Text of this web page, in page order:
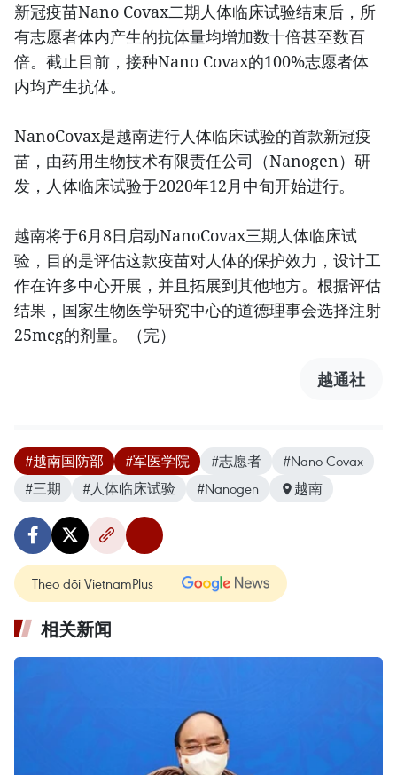
新冠疫苗Nano Covax二期人体临床试验结束后，所
有志愿者体内产生的抗体量均增加数十倍甚至数百
倍。截止目前，接种Nano Covax的100%志愿者体
内均产生抗体。
NanoCovax是越南进行人体临床试验的首款新冠疫
苗，由药用生物技术有限责任公司（Nanogen）研
发，人体临床试验于2020年12月中旬开始进行。
越南将于6月8日启动NanoCovax三期人体临床试
验，目的是评估这款疫苗对人体的保护效力，设计工
作在许多中心开展，并且拓展到其他地方。根据评估
结果，国家生物医学研究中心的道德理事会选择注射
25mcg的剂量。（完）
越通社
#越南国防部 #军医学院 #志愿者
#Nano Covax
#三期
#人体临床试验 #Nanogen 越南
Theo dõi VietnamPlus
相关新闻